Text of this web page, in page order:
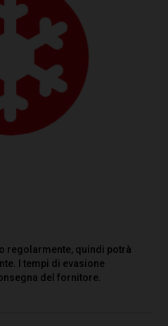
regolarmente, quindi potrà
I tempi di evasione
del fornitore.